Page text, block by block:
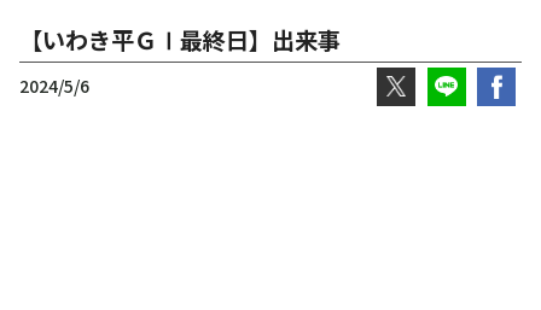
【いわき平ＧⅠ最終日】出来事
2024/5/6